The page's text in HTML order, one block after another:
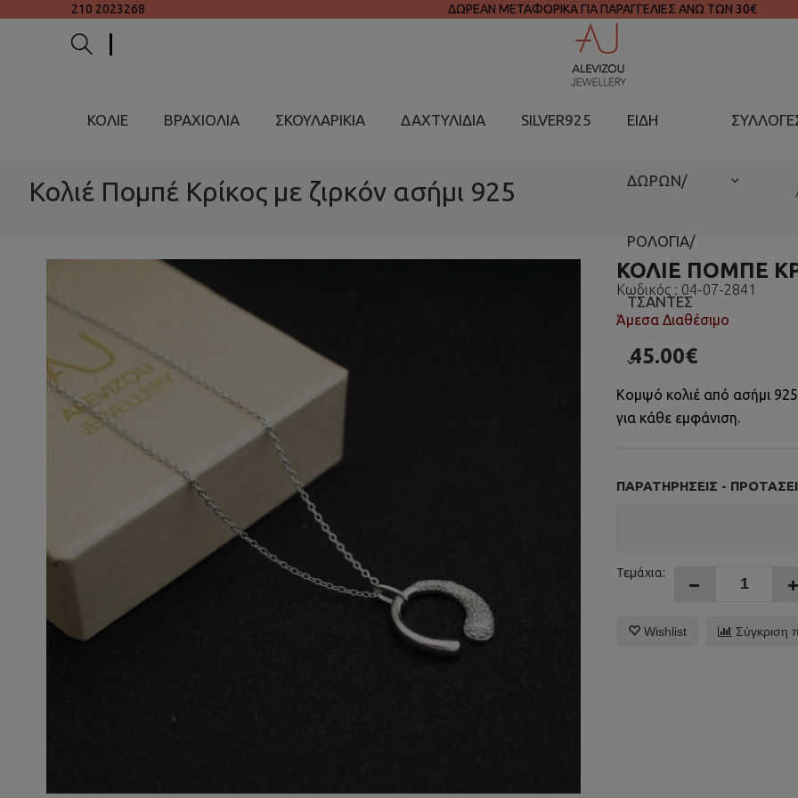
210 2023268 ΔΩΡΕΑΝ ΜΕΤΑΦΟΡΙΚΑ ΓΙΑ ΠΑΡΑΓΓΕΛΙΕΣ ΑΝΩ ΤΩΝ 30€
ΚΟΛΙΕ ΒΡΑΧΙΟΛΙΑ ΣΚΟΥΛΑΡΙΚΙΑ ΔΑΧΤΥΛΙΔΙΑ SILVER925 ΕΙΔΗ
ΔΩΡΩΝ/
ΡΟΛΟΓΙΑ/
ΤΣΑΝΤΕΣ
Κολιέ Πομπέ Κρίκος με ζιρκόν ασήμι 925
ΚΟΛΙΈ ΠΟΜΠΈ
Κωδικός : 04-07-2841
Άμεσα Διαθέσιμο
45.00€
Κομψό κολιέ από ασήμι 925
για κάθε εμφάνιση.
ΠΑΡΑΤΗΡΉΣΕΙΣ -
Τεμάχια:
Wishlist Σύγκριση